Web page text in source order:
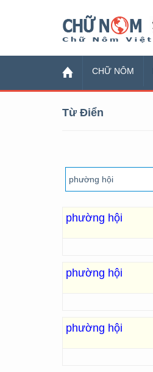
CHỮ NÔM
Từ Điển
phường hội
phường hội
phường hội